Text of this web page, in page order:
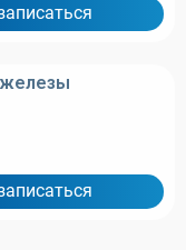
железы